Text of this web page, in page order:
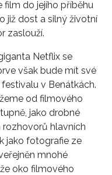
film do jejího příběhu
již dost a silný životní
zaslouží.
Netflix se
však bude mít své
v Benátkách.
od filmového
jako drobné
hlavních
jako fotografie ze
mnohé
oko filmového